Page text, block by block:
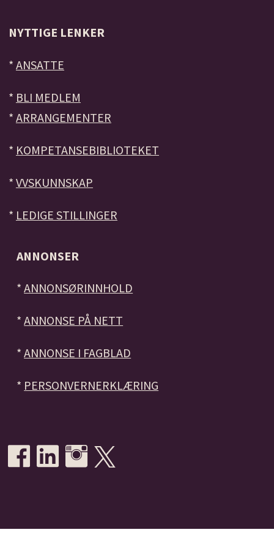
NYTTIGE LENKER
* ANSATTE
* BLI MEDLEM
* ARRANGEMENTER
* KOMPETANSEBIBLIOTEKET
* VVSKUNNSKAP
* LEDIGE STILLINGER
ANNONSER
*ANNONSØRINNHOLD
*ANNONSE PÅ NETT
*ANNONSE I FAGBLAD
* PERSONVERNERKLÆRING